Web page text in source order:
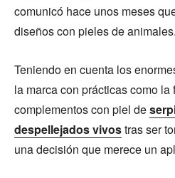
comunicó hace unos meses
diseños con pieles de animales.
Teniendo en cuenta los
la marca con prácticas como la
complementos con piel de
despellejados vivostras ser
una decisión que merece un